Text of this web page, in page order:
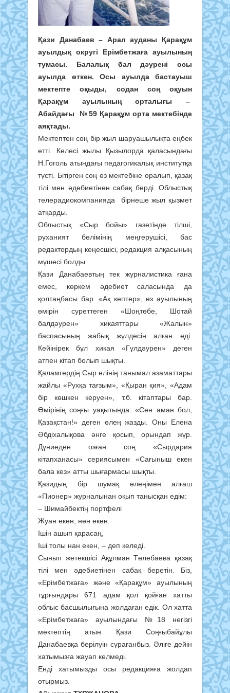
Қази Данабаев – Арал ауданы Қарақұм
ауылдық округі Ерімбетжаға ауылының
тумасы. Балалық бал дәурені осы
ауылда өткен. Осы ауылда бастауыш
мектепте оқыды, содан соң оқуын
Қарақұм ауылының орталығы –
Абайдағы №59 Қарақұм орта мектебінде
аяқтады.
Мектептен соң бір жыл шаруашылықта еңбек
етті. Келесі жылы Қызылорда қаласындағы
Н.Гоголь атындағы педагогикалық институтқа
түсті. Бітірген соң өз мектебіне оралып, қазақ
тілі мен әдебиетінен сабақ берді. Облыстық
телерадиокомпанияда бірнеше жыл қызмет
атқарды.
Облыстық «Сыр бойы» газетінде тілші,
руханият бөлімінің меңгерушісі, бас
редактордың кеңесшісі, редакция алқасының
мүшесі болды.
Қази Данабаевтың тек журналистика ғана
емес, көркем әдебиет саласында да
қолтаңбасы бар. «Ақ кептер», өз ауылының
өмірін суреттеген «Шоңтөбе, Шотай
балдәурен» хикаяттары «Жалын»
баспасының жабық жүлдесін алған еді.
Кейінірек бұл хикая «Гүлдәурен» деген
атпен кітап болып шықты.
Қаламгердің Сыр елінің танымал азаматтары
жайлы «Рухқа тағзым», «Қыран қия», «Адам
бір көшкен керуен», т.б. кітаптары бар.
Өмірінің соңғы уақытында: «Сен аман бол,
Қазақстан!» деген өлең жазды. Оны Елена
Әбдіхалықова әнге қосып, орындап жүр.
Дүниеден озған соң «Сырдария
кітапханасы» сериясымен «Сағыныш екен
бала кез» атты шығармасы шықты.
Қазидың бір шумақ өле­ңімен алғаш
«Пионер» жур­­налынан оқып танысқан едім:
– Шимайбектің портфелі
Жуан екен, нән екен.
Ішін ашып қарасаң,
Іші толы нан екен, – деп келеді.
Сынып жетекшісі Ақұлман Төлебаева қазақ
тілі мен әдебиетінен сабақ беретін. Біз,
«Ерімбетжаға» және «Қарақұм» ауылының
тұрғындары 671 адам қол қойған хатты
облыс басшылығына жолдаған едік. Ол хатта
«Ерімбетжаға» ауылындағы №18 негізгі
мектептің атын Қази Соңғыбайұлы
Данабаевқа берілуін сұрағанбыз. Әліге дейін
хатымызға жауап келмеді.
Енді хатымызды осы редакцияға жолдап
отырмыз.